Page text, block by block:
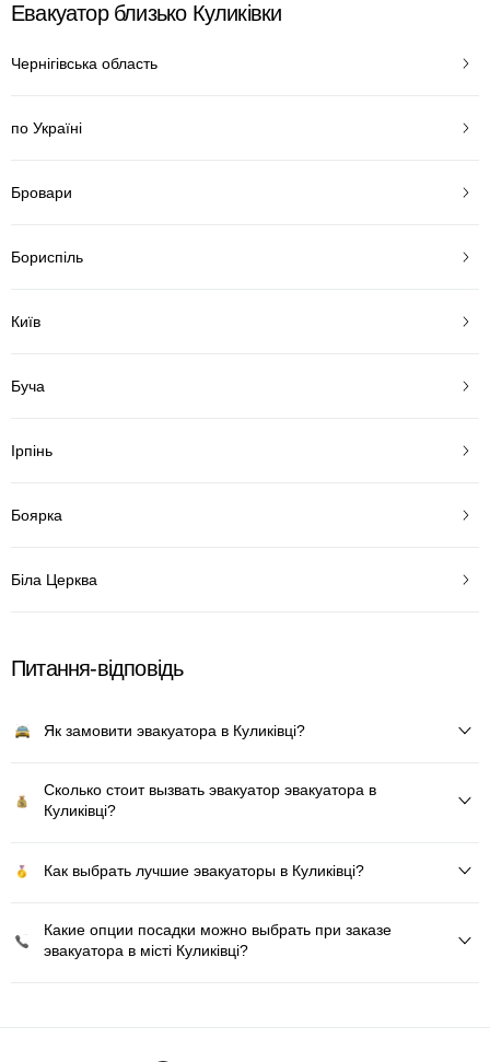
Евакуатор близько Куликівки
Чернігівська область
по Україні
Бровари
Бориспіль
Київ
Буча
Ірпінь
Боярка
Біла Церква
Питання-відповідь
Як замовити эвакуатора в Куликівці?
Сколько стоит вызвать эвакуатор эвакуатора в
Куликівці?
Как выбрать лучшие эвакуаторы в Куликівці?
Какие опции посадки можно выбрать при заказе
эвакуатора в місті Куликівці?